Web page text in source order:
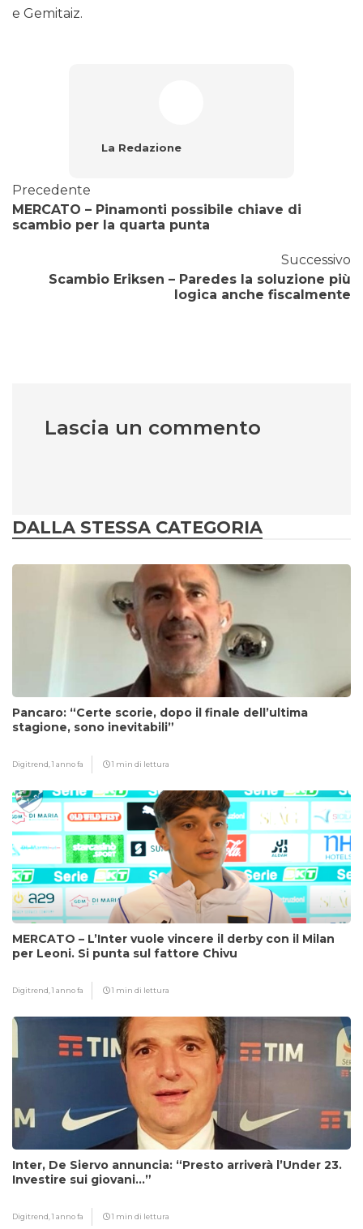
e Gemitaiz.
La Redazione
Precedente
MERCATO – Pinamonti possibile chiave di
scambio per la quarta punta
Successivo
Scambio Eriksen – Paredes la soluzione più
logica anche fiscalmente
Lascia un commento
DALLA STESSA CATEGORIA
Pancaro: “Certe scorie, dopo il finale dell’ultima
stagione, sono inevitabili”
Digitrend,1 anno fa 1 min di lettura
MERCATO – L’Inter vuole vincere il derby con il Milan
per Leoni. Si punta sul fattore Chivu
Digitrend,1 anno fa 1 min di lettura
Inter, De Siervo annuncia: “Presto arriverà l’Under 23.
Investire sui giovani…”
Digitrend,1 anno fa 1 min di lettura